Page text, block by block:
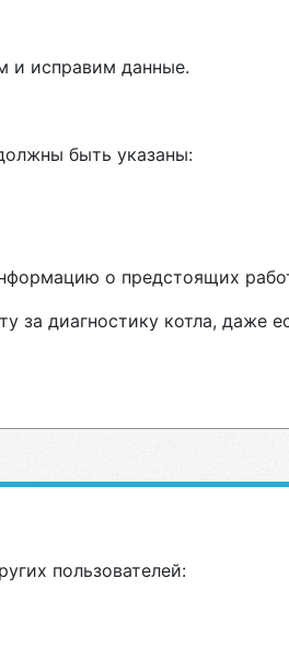
и исправим данные.
быть указаны:
о предстоящих
за диагностику котла, даже
пользователей: